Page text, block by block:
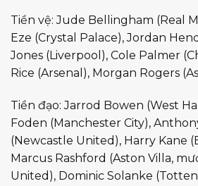
Tiền vệ: Jude Bellingham (Real
Eze (Crystal Palace), Jordan
Jones (Liverpool), Cole Palmer
Rice (Arsenal), Morgan Rogers
Tiền đạo: Jarrod Bowen (West
Foden (Manchester City),
(Newcastle United), Harry Kane
Marcus Rashford (Aston Villa,
United), Dominic Solanke